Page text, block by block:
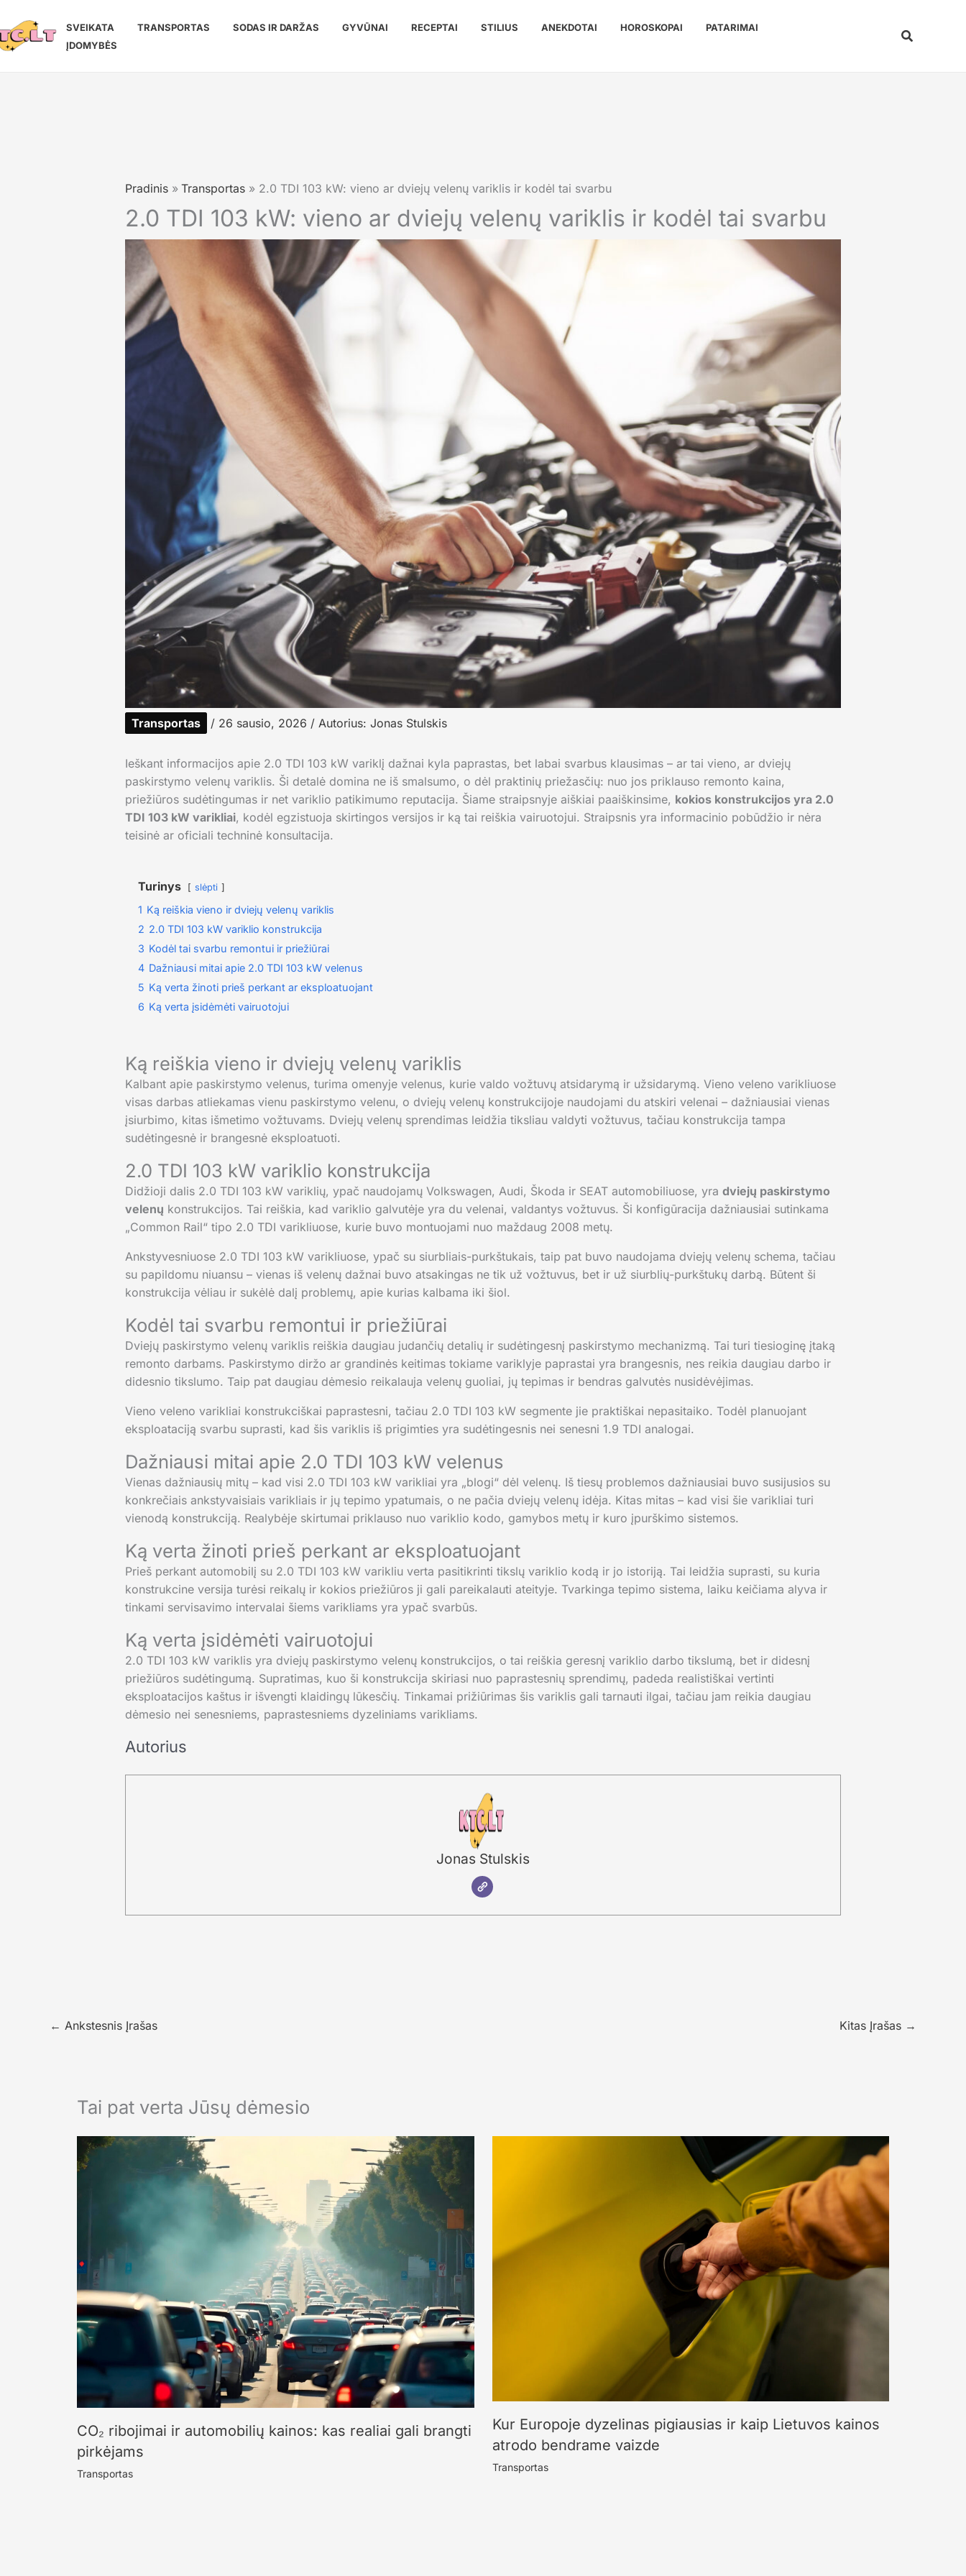
prie
turinio
SVEIKATA TRANSPORTAS SODAS IR DARŽAS GYVŪNAI RECEPTAI STILIUS ANEKDOTAI HOROSKOPAI
PATARIMAI
ĮDOMYBĖS
Paieška
Pradinis Transportas 2.0 TDI 103 kW: vieno ar dviejų velenų variklis ir kodėl tai svarbu
2.0 TDI 103 kW: vieno ar dviejų velenų variklis ir kodėl tai svarbu
Transportas / 26 sausio, 2026 / Autorius: Jonas Stulskis
Ieškant informacijos apie 2.0 TDI 103 kW variklį dažnai kyla paprastas, bet labai svarbus klausimas – ar tai vieno, ar dviejų
paskirstymo velenų variklis. Ši detalė domina ne iš smalsumo, o dėl praktinių priežasčių: nuo jos priklauso remonto kaina,
priežiūros sudėtingumas ir net variklio patikimumo reputacija. Šiame straipsnyje aiškiai paaiškinsime, kokios konstrukcijos yra 2.0
TDI 103 kW varikliai, kodėl egzistuoja skirtingos versijos ir ką tai reiškia vairuotojui. Straipsnis yra informacinio pobūdžio ir nėra
teisinė ar oficiali techninė konsultacija.
Turinys slėpti
1 Ką reiškia vieno ir dviejų velenų variklis
2 2.0 TDI 103 kW variklio konstrukcija
3 Kodėl tai svarbu remontui ir priežiūrai
4 Dažniausi mitai apie 2.0 TDI 103 kW velenus
5 Ką verta žinoti prieš perkant ar eksploatuojant
6 Ką verta įsidėmėti vairuotojui
Ką reiškia vieno ir dviejų velenų variklis
Kalbant apie paskirstymo velenus, turima omenyje velenus, kurie valdo vožtuvų atsidarymą ir užsidarymą. Vieno veleno varikliuose
visas darbas atliekamas vienu paskirstymo velenu, o dviejų velenų konstrukcijoje naudojami du atskiri velenai – dažniausiai vienas
įsiurbimo, kitas išmetimo vožtuvams. Dviejų velenų sprendimas leidžia tiksliau valdyti vožtuvus, tačiau konstrukcija tampa
sudėtingesnė ir brangesnė eksploatuoti.
2.0 TDI 103 kW variklio konstrukcija
Didžioji dalis 2.0 TDI 103 kW variklių, ypač naudojamų Volkswagen, Audi, Škoda ir SEAT automobiliuose, yra dviejų paskirstymo
velenų konstrukcijos. Tai reiškia, kad variklio galvutėje yra du velenai, valdantys vožtuvus. Ši konfigūracija dažniausiai sutinkama
„Common Rail“ tipo 2.0 TDI varikliuose, kurie buvo montuojami nuo maždaug 2008 metų.
Ankstyvesniuose 2.0 TDI 103 kW varikliuose, ypač su siurbliais-purkštukais, taip pat buvo naudojama dviejų velenų schema, tačiau
su papildomu niuansu – vienas iš velenų dažnai buvo atsakingas ne tik už vožtuvus, bet ir už siurblių-purkštukų darbą. Būtent ši
konstrukcija vėliau ir sukėlė dalį problemų, apie kurias kalbama iki šiol.
Kodėl tai svarbu remontui ir priežiūrai
Dviejų paskirstymo velenų variklis reiškia daugiau judančių detalių ir sudėtingesnį paskirstymo mechanizmą. Tai turi tiesioginę įtaką
remonto darbams. Paskirstymo diržo ar grandinės keitimas tokiame variklyje paprastai yra brangesnis, nes reikia daugiau darbo ir
didesnio tikslumo. Taip pat daugiau dėmesio reikalauja velenų guoliai, jų tepimas ir bendras galvutės nusidėvėjimas.
Vieno veleno varikliai konstrukciškai paprastesni, tačiau 2.0 TDI 103 kW segmente jie praktiškai nepasitaiko. Todėl planuojant
eksploataciją svarbu suprasti, kad šis variklis iš prigimties yra sudėtingesnis nei senesni 1.9 TDI analogai.
Dažniausi mitai apie 2.0 TDI 103 kW velenus
Vienas dažniausių mitų – kad visi 2.0 TDI 103 kW varikliai yra „blogi“ dėl velenų. Iš tiesų problemos dažniausiai buvo susijusios su
konkrečiais ankstyvaisiais varikliais ir jų tepimo ypatumais, o ne pačia dviejų velenų idėja. Kitas mitas – kad visi šie varikliai turi
vienodą konstrukciją. Realybėje skirtumai priklauso nuo variklio kodo, gamybos metų ir kuro įpurškimo sistemos.
Ką verta žinoti prieš perkant ar eksploatuojant
Prieš perkant automobilį su 2.0 TDI 103 kW varikliu verta pasitikrinti tikslų variklio kodą ir jo istoriją. Tai leidžia suprasti, su kuria
konstrukcine versija turėsi reikalų ir kokios priežiūros ji gali pareikalauti ateityje. Tvarkinga tepimo sistema, laiku keičiama alyva ir
tinkami servisavimo intervalai šiems varikliams yra ypač svarbūs.
Ką verta įsidėmėti vairuotojui
2.0 TDI 103 kW variklis yra dviejų paskirstymo velenų konstrukcijos, o tai reiškia geresnį variklio darbo tikslumą, bet ir didesnį
priežiūros sudėtingumą. Supratimas, kuo ši konstrukcija skiriasi nuo paprastesnių sprendimų, padeda realistiškai vertinti
eksploatacijos kaštus ir išvengti klaidingų lūkesčių. Tinkamai prižiūrimas šis variklis gali tarnauti ilgai, tačiau jam reikia daugiau
dėmesio nei senesniems, paprastesniems dyzeliniams varikliams.
Autorius
Jonas Stulskis
← Ankstesnis Įrašas Kitas Įrašas →
Tai pat verta Jūsų dėmesio
CO₂ ribojimai ir automobilių kainos: kas realiai gali brangti
pirkėjams
Transportas
Kur Europoje dyzelinas pigiausias ir kaip Lietuvos kainos
atrodo bendrame vaizde
Transportas